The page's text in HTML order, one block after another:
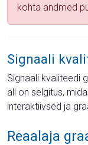
kohta andmed
Signaali
Signaali kvaliteedi
all on selgitus,
interaktiivsed ja
Reaalaja